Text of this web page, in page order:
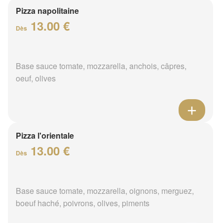
Pizza napolitaine
Dès 13.00 €
Base sauce tomate, mozzarella, anchois, câpres,
oeuf, olives
Pizza l'orientale
Dès 13.00 €
Base sauce tomate, mozzarella, oignons, merguez,
boeuf haché, poivrons, olives, piments